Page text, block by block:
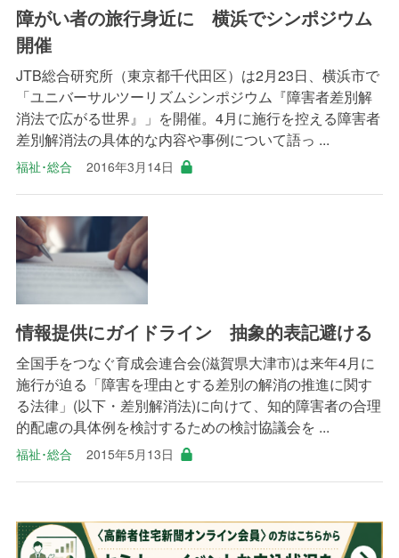
障がい者の旅行身近に 横浜でシンポジウム
開催
JTB総合研究所（東京都千代田区）は2月23日、横浜市で
「ユニバーサルツーリズムシンポジウム『障害者差別解
消法で広がる世界』」を開催。4月に施行を控える障害者
差別解消法の具体的な内容や事例について語っ ...
福祉･総合 2016年3月14日
情報提供にガイドライン 抽象的表記避ける
全国手をつなぐ育成会連合会(滋賀県大津市)は来年4月に
施行が迫る「障害を理由とする差別の解消の推進に関す
る法律」(以下・差別解消法)に向けて、知的障害者の合理
的配慮の具体例を検討するための検討協議会を ...
福祉･総合 2015年5月13日